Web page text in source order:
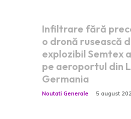
Infiltrare fără
o dronă rusească
explozibil Semtex
pe aeroportul din
Germania
Noutati Generale 5 august